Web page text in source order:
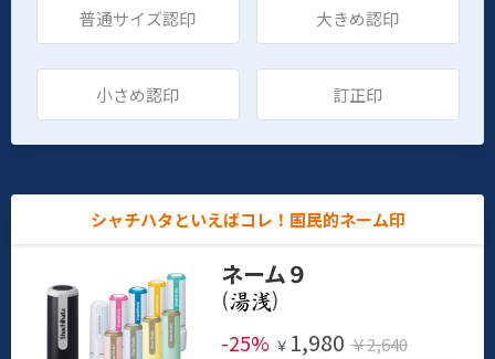
普通サイズ認印 大きめ認印
小さめ認印 訂正印
シャチハタといえばコレ！国民的ネーム印
ネーム９
(
)
-25% ￥ 1,980 ￥2,640